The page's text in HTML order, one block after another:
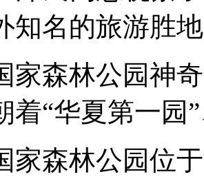
知名的旅游胜
家森林公园神
着“华夏第一园
家森林公园位